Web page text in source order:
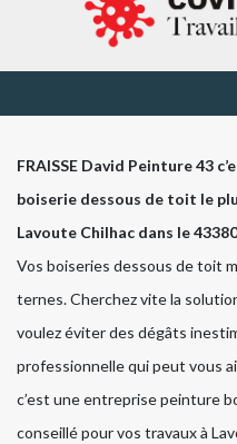
FRAISSE David Peinture 43
boiserie dessous de toit le
Lavoute Chilhac dans le
Vos boiseries dessous de toit
ternes. Cherchez vite la
voulez éviter des dégâts
professionnelle qui peut vous
c’est une entreprise peinture
conseillé pour vos travaux à